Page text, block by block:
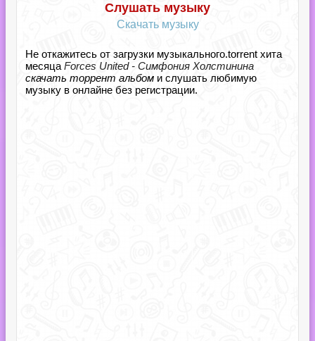
Слушать музыку
Скачать музыку
Не откажитесь от загрузки музыкального.torrent хита
месяца Forces United - Симфония Холстинина
скачать торрент альбом и слушать любимую
музыку в онлайне без регистрации.